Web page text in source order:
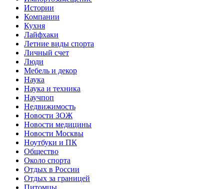
Истории
Компании
Кухня
Лайфхаки
Летние виды спорта
Личный счет
Люди
Мебель и декор
Наука
Наука и техника
Научпоп
Недвижимость
Новости ЗОЖ
Новости медицины
Новости Москвы
Ноутбуки и ПК
Общество
Около спорта
Отдых в России
Отдых за границей
Питомцы